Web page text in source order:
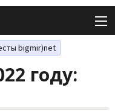
bigmir)net
году: